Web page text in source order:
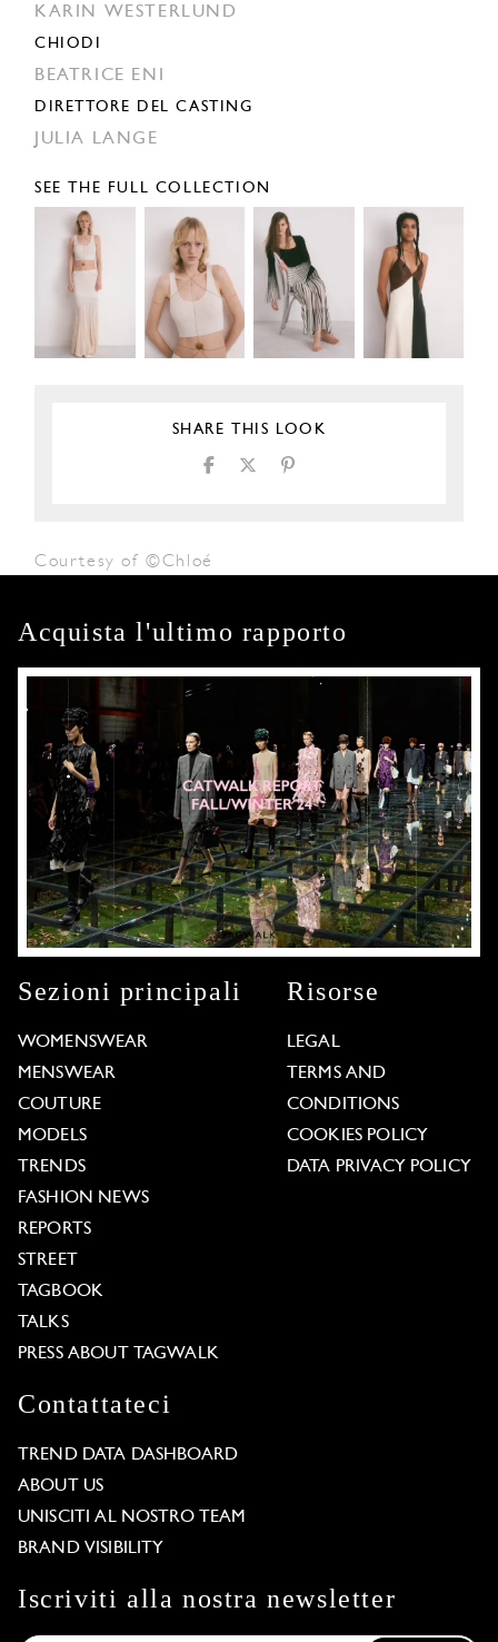
KARIN WESTERLUND
CHIODI
BEATRICE ENI
DIRETTORE DEL CASTING
JULIA LANGE
SEE THE FULL COLLECTION
SHARE THIS LOOK
Courtesy of ©Chloé
Acquista l'ultimo rapporto
Sezioni principali
WOMENSWEAR
MENSWEAR
COUTURE
MODELS
TRENDS
FASHION NEWS
REPORTS
STREET
TAGBOOK
TALKS
PRESS ABOUT TAGWALK
Risorse
LEGAL
TERMS AND
CONDITIONS
COOKIES POLICY
DATA PRIVACY POLICY
Contattateci
TREND DATA DASHBOARD
ABOUT US
UNISCITI AL NOSTRO TEAM
BRAND VISIBILITY
Iscriviti alla nostra newsletter